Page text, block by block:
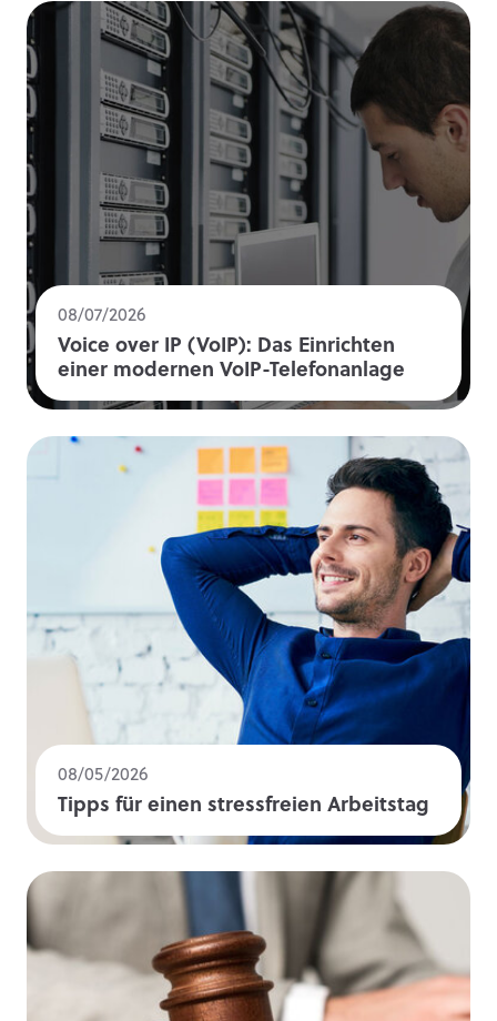
08/07/2026
Voice over IP (VoIP): Das Einrichten
einer modernen VoIP-Telefonanlage
08/05/2026
Tipps für einen stressfreien Arbeitstag